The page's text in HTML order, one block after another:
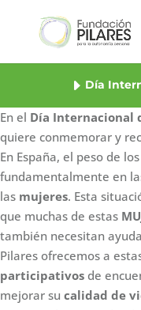
Día
En el Día Internacional
quiere conmemorar y
En España, el peso de
fundamentalmente en
las mujeres. Esta
que muchas de estas
también necesitan ayuda
Pilares ofrecemos a
participativos de
mejorar su calidad de